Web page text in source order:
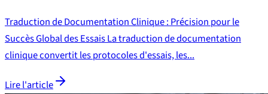
Traduction de Documentation Clinique : Précision pour le
Succès Global des Essais La traduction de documentation
clinique convertit les protocoles d'essais, les...
Lire l'article